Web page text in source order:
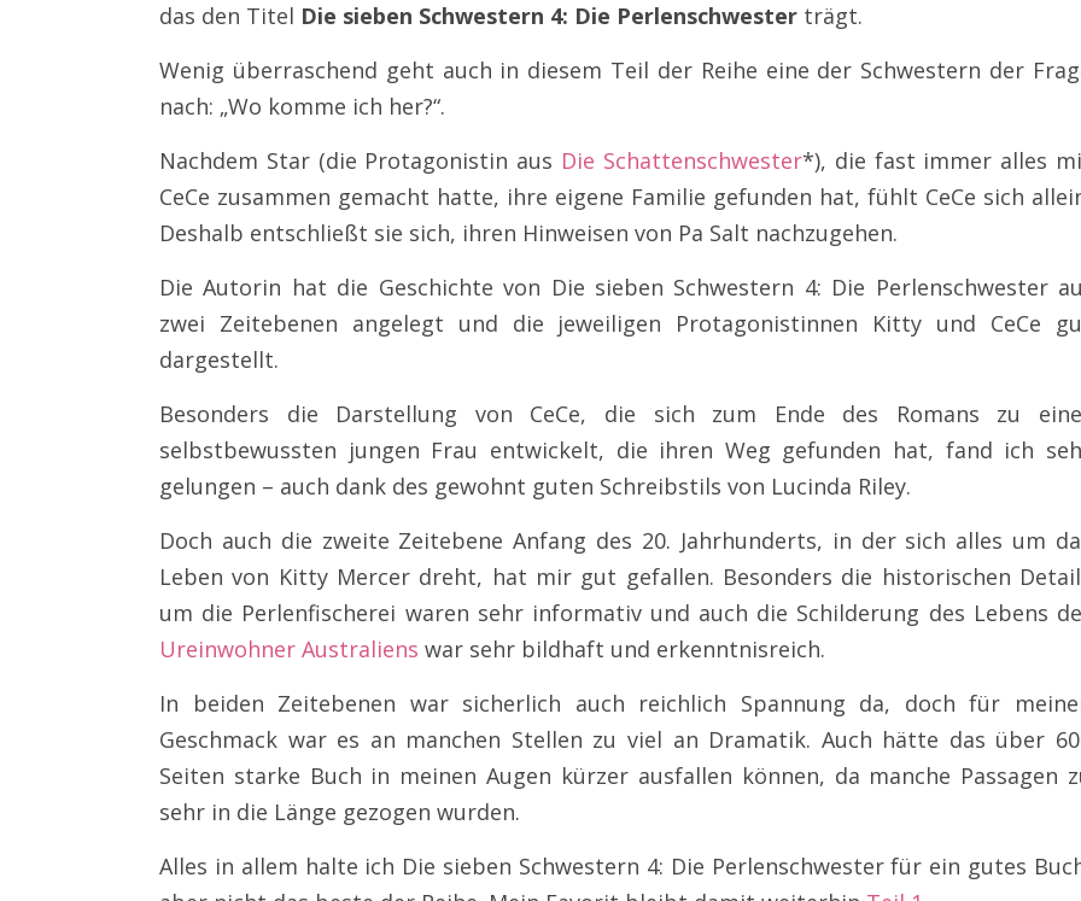
das den Titel Die sieben Schwestern 4: Die Perlenschwester trägt.
Wenig überraschend geht auch in diesem Teil der Reihe eine der Schwestern der
nach: „Wo komme ich her?“.
Nachdem Star (die Protagonistin aus Die Schattenschwester*), die fast immer alles
CeCe zusammen gemacht hatte, ihre eigene Familie gefunden hat, fühlt CeCe sich
Deshalb entschließt sie sich, ihren Hinweisen von Pa Salt nachzugehen.
Die Autorin hat die Geschichte von Die sieben Schwestern 4: Die Perlenschwester
zwei Zeitebenen angelegt und die jeweiligen Protagonistinnen Kitty und CeCe
dargestellt.
Besonders die Darstellung von CeCe, die sich zum Ende des Romans zu
selbstbewussten jungen Frau entwickelt, die ihren Weg gefunden hat, fand ich
gelungen – auch dank des gewohnt guten Schreibstils von Lucinda Riley.
Doch auch die zweite Zeitebene Anfang des 20. Jahrhunderts, in der sich alles um
Leben von Kitty Mercer dreht, hat mir gut gefallen. Besonders die historischen
um die Perlenfischerei waren sehr informativ und auch die Schilderung des Lebens
Ureinwohner Australiens war sehr bildhaft und erkenntnisreich.
In beiden Zeitebenen war sicherlich auch reichlich Spannung da, doch für
Geschmack war es an manchen Stellen zu viel an Dramatik. Auch hätte das über
Seiten starke Buch in meinen Augen kürzer ausfallen können, da manche Passagen
sehr in die Länge gezogen wurden.
Alles in allem halte ich Die sieben Schwestern 4: Die Perlenschwester für ein gutes